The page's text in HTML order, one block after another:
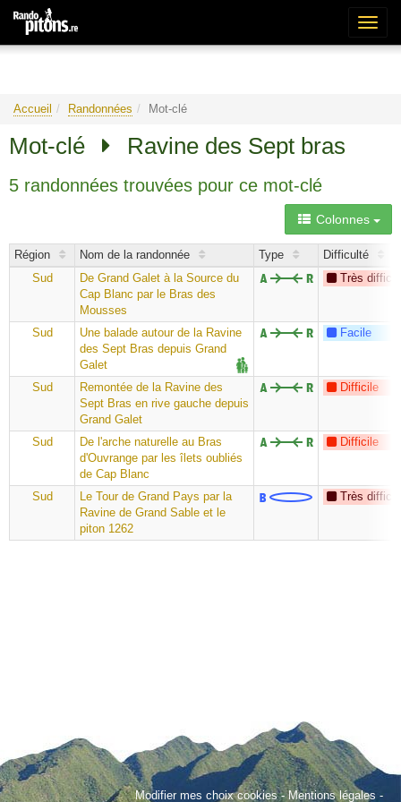
Accueil Randonnées Mot-clé
Mot-clé Ravine des Sept bras
5 randonnées trouvées pour ce mot-clé
Colonnes
Région Nom de la randonnée Type
Difficulté
Sud
De Grand Galet à la Source du
Cap Blanc par le Bras des
Mousses
Très
Sud
Une balade autour de la Ravine
des Sept Bras depuis Grand
Galet
Facile
Sud
Remontée de la Ravine des
Sept Bras en rive gauche depuis
Grand Galet
Difficile
Sud
De l'arche naturelle au Bras
d'Ouvrange par les îlets oubliés
de Cap Blanc
Difficile
Sud
Le Tour de Grand Pays par la
Ravine de Grand Sable et le
piton 1262
Très
Modifier mes choix cookies-Mentions légales -